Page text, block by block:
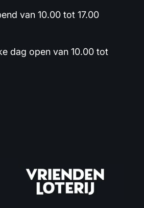
van 10.00 tot 17.00
dag open van 10.00 tot